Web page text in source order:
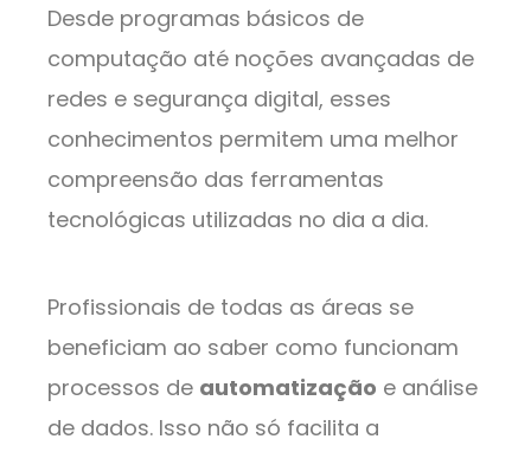
Desde programas básicos de
computação até noções avançadas de
redes e segurança digital, esses
conhecimentos permitem uma melhor
compreensão das ferramentas
tecnológicas utilizadas no dia a dia.
Profissionais de todas as áreas se
beneficiam ao saber como funcionam
processos de automatização e análise
de dados. Isso não só facilita a